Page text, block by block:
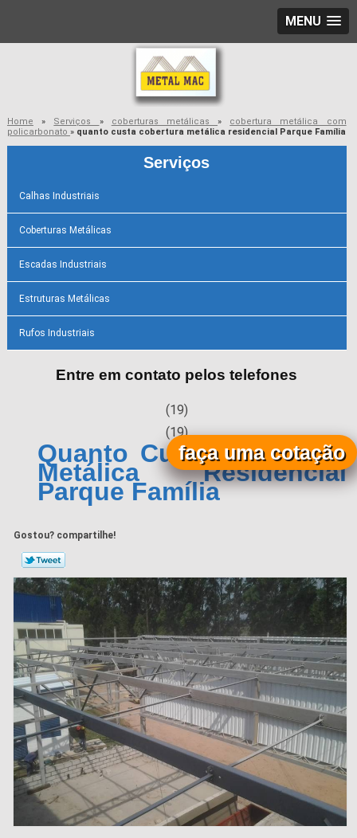
MENU
Home » Serviços » coberturas metálicas» cobertura metálica com
policarbonato » quanto custa cobertura metálica residencial Parque Família
Serviços
Calhas Industriais
Coberturas Metálicas
Escadas Industriais
Estruturas Metálicas
Rufos Industriais
Entre em contato pelos telefones
(19)
(19)
Quanto Custa Cobertura
Metálica Residencial
Parque Família
Gostou? compartilhe!
faça uma cotação